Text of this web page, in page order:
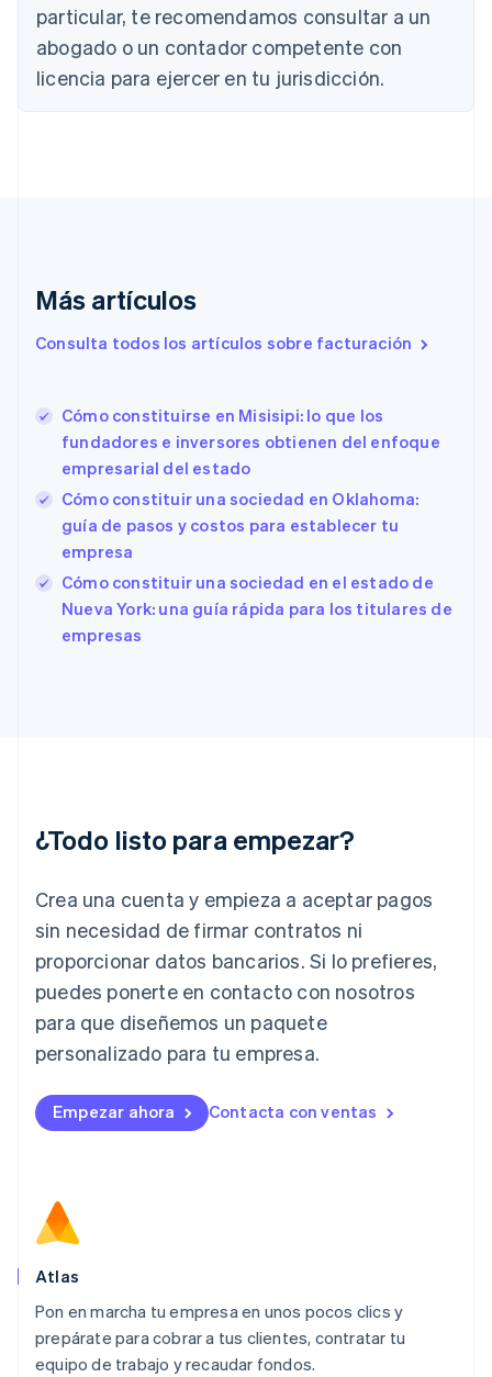
particular, te recomendamos consultar a un
abogado o un contador competente con
licencia para ejercer en tu jurisdicción.
Más artículos
Consulta todos los artículos sobre facturación
Cómo constituirse en Misisipi: lo que los
fundadores e inversores obtienen del enfoque
empresarial del estado
Cómo constituir una sociedad en Oklahoma:
guía de pasos y costos para establecer tu
empresa
Cómo constituir una sociedad en el estado de
Nueva York: una guía rápida para los titulares de
empresas
¿Todo listo para empezar?
Crea una cuenta y empieza a aceptar pagos
sin necesidad de firmar contratos ni
proporcionar datos bancarios. Si lo prefieres,
puedes ponerte en contacto con nosotros
para que diseñemos un paquete
personalizado para tu empresa.
Empezar ahora Contacta con ventas
Atlas
Pon en marcha tu empresa en unos pocos clics y
prepárate para cobrar a tus clientes, contratar tu
equipo de trabajo y recaudar fondos.
Português English
Bulgaria
English
Canadá
EnglishFrançais
English
Emiratos Árabes Unidos
Eslovenia
España
EspañolEnglish
Estados Unidos
English
Estonia
English
Finlandia
English Svenska
Francia
Français
Irlanda
Italia
English
Japón
日本語English
Letonia
Liechtenstein
DeutschEnglish
English
Luxemburgo
English
México
Español
English
Nueva Zelandia
English